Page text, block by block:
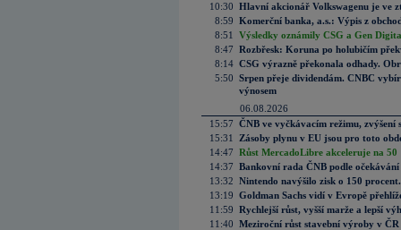
10:30 Hlavní akcionář Volkswagenu je ve
8:59 Komerční banka, a.s.: Výpis z
8:51
Výsledky oznámily CSG a Gen
8:47 Rozbřesk: Koruna po holubičím
8:14 CSG výrazně překonala odhady.
5:50 Srpen přeje dividendám. CNBC
výnosem
06.08.2026
15:57 ČNB ve vyčkávacím režimu, zvýšení
15:31
Zásoby plynu v EU jsou pro toto
14:47 Růst MercadoLibre akceleruje na
14:37 Bankovní rada ČNB podle
13:32 Nintendo navýšilo zisk o 150
13:19 Goldman Sachs vidí v Evropě
11:59 Rychlejší růst, vyšší marže a lepší
11:40 Meziroční růst stavební výroby v